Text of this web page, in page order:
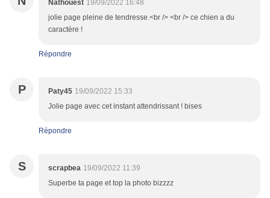
Nathouest 19/09/2022 16:48
jolie page pleine de tendresse.<br /> <br /> ce chien a du
caractère !
Répondre
P Paty45 19/09/2022 15:33
Jolie page avec cet instant attendrissant ! bises
Répondre
S scrapbea 19/09/2022 11:39
Superbe ta page et top la photo bizzzz